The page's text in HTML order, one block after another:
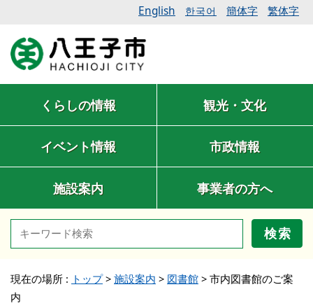
English 한국어 簡体字 繁体字
くらしの情報 観光・文化
イベント情報 市政情報
施設案内 事業者の方へ
検索
現在の場所 : トップ> 施設案内 > 図書館 > 市内図書館のご案
内